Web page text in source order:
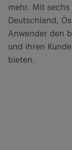
mehr. Mit
Deutschland,
Anwender den
und ihren
bieten.